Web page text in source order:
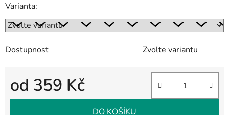
Varianta:
Dostupnost Zvolte variantu
od 359 Kč
Měrná cena:
DO KOŠÍKU